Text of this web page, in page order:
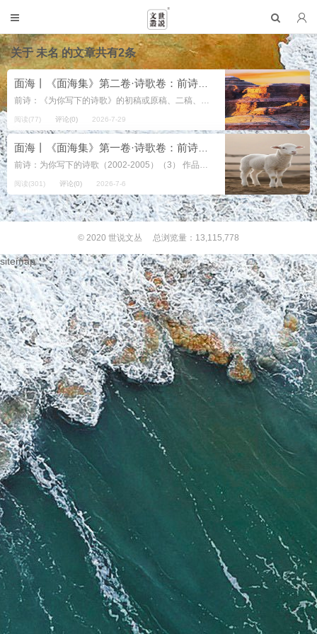
关于未名的文章共有2条
前诗：《为你写下的诗歌》的初稿或原稿、二稿、三稿、四稿、五稿（2002-2005）（5） 作品30号：未名之鸟 转瞬即逝（初稿或原稿） 你黑色嘴巴清清楚楚 未名之鸟 身体却有天鹅般雪白 雪亮 寒...
阅读(77) 评论(0) 2026-7-29
前诗：为你写下的诗歌（2002-2005）（3） 作品29号：李煜《捣练子》 1 深院静 小庭空 断续寒砧断续风 无奈夜长人不寐 数声和月到帘栊 2 今夜你在哪里独眠 你也是否...
阅读(301) 评论(0) 2026-7-6
© 2020 世说文丛 总浏览量：13,115,778
sitemap